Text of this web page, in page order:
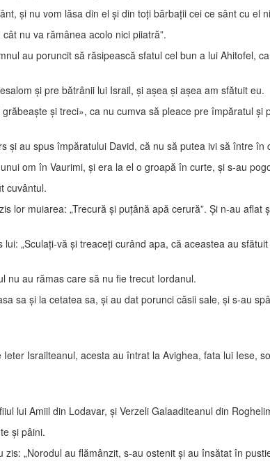
şi nu vom lăsa din el şi din toţi bărbaţii cei ce sânt cu el
nu va rămânea acolo nici piiatră”.
au poruncit să răsipească sfatul cel bun a lui Ahitofel,
şi pre bătrânii lui Israil, şi aşea şi aşea am sfătuit eu.
şi treci», ca nu cumva să pleace pre împăratul şi
şi au spus împăratului David, că nu să putea ivi să între în
om în Vaurimi, şi era la el o groapă în curte, şi s-au
cuvântul.
lor muiarea: „Trecură şi puţână apă cerură”. Şi n-au aflat
„Sculaţi-vă şi treaceţi curând apa, că aceastea au
nu au rămas care să nu fie trecut Iordanul.
sa şi la cetatea sa, şi au dat porunci căsii sale, şi s-au
Israilteanul, acesta au întrat la Avighea, fata lui Iese,
lui Amiil din Lodavar, şi Verzeli Galaaditeanul din
şi pâini.
„Norodul au flămânzit, s-au ostenit şi au însătat în